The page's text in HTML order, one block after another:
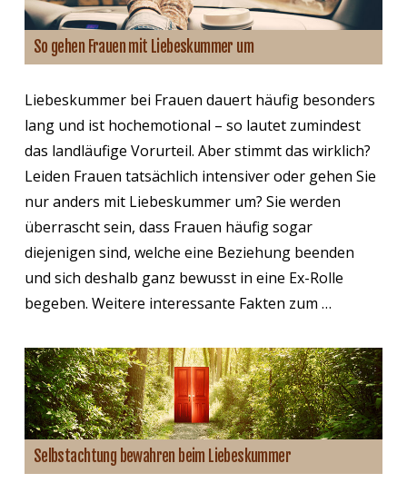
So gehen Frauen mit Liebeskummer um
Liebeskummer bei Frauen dauert häufig besonders
lang und ist hochemotional – so lautet zumindest
das landläufige Vorurteil. Aber stimmt das wirklich?
Leiden Frauen tatsächlich intensiver oder gehen Sie
nur anders mit Liebeskummer um? Sie werden
überrascht sein, dass Frauen häufig sogar
diejenigen sind, welche eine Beziehung beenden
und sich deshalb ganz bewusst in eine Ex-Rolle
begeben. Weitere interessante Fakten zum …
Selbstachtung bewahren beim Liebeskummer